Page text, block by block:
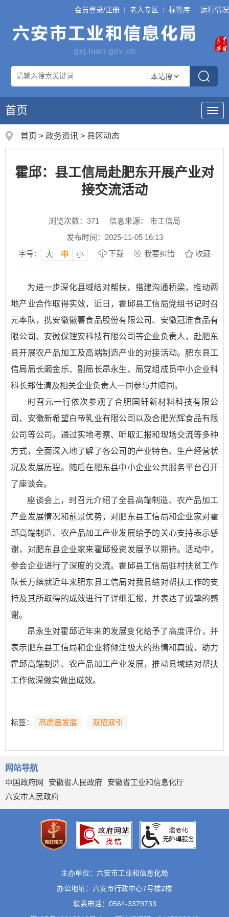
会员登录/注册 老人专区 标签库 运行情况
导
航
首页
首页 > 政务资讯 > 县区动态
霍邱：县工信局赴肥东开展产业对
接交流活动
浏览次数： 371
信息来源： 市工信局
发布时间：2025-11-05 16:13
字号：
大 中 小 下载 我要纠错 收藏
为进一步深化县域结对帮扶，搭建沟通桥梁，推动两
地产业合作取得实效，近日，霍邱县工信局党组书记时召
元率队，携安徽徽薯食品股份有限公司、安徽冠淮食品有
限公司、安徽保锂安科技有限公司等企业负责人，赴肥东
县开展农产品加工及高端制造产业的对接活动。肥东县工
信局局长阚金乐、副局长昂永生、局党组成员中小企业科
科长郑仕清及相关企业负责人一同参与并陪同。
时召元一行依次参观了合肥国轩新材料科技有限公
司、安徽新希望白帝乳业有限公司以及合肥光辉食品有限
公司等公司。通过实地考察、听取汇报和现场交流等多种
方式，全面深入地了解了各公司的产业特色、生产经营状
况及发展历程。随后在肥东县中小企业公共服务平台召开
了座谈会。
座谈会上，时召元介绍了全县高端制造、农产品加工
产业发展情况和前景优势，对肥东县工信局和企业家对霍
邱高端制造、农产品加工产业发展给予的关心支持表示感
谢，对肥东县企业家来霍邱投资发展予以期待。活动中，
参会企业进行了深度的交流。霍邱县工信局驻村扶贫工作
队长万缤就近年来肥东县工信局对我县结对帮扶工作的支
持及其所取得的成效进行了详细汇报，并表达了诚挚的感
谢。
昂永生对霍邱近年来的发展变化给予了高度评价，并
表示肥东县工信局和企业将倾注极大的热情和真诚，助力
霍邱高端制造、农产品加工产业发展，推动县域结对帮扶
工作做深做实做出成效。
标签： 高质量发展 双招双引
网站导航
中国政府网
安徽省人民政府
安徽省工业和信息化厅
六安市人民政府
主办单位：六安市工业和信息化局
办公地址：六安市行政中心7号楼2楼
联系电话：0564-3379733